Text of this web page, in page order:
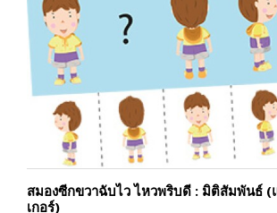
สมองซีกขวาฉับไว ไหวพริบดี : มิติสัมพันธ์
เกอร์)